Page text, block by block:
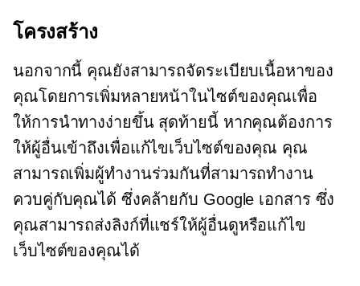
โครงสร้าง
นอกจากนี้ คุณยังสามารถจัดระเบียบเนื้อหาของ
คุณโดยการเพิ่มหลายหน้าในไซต์ของคุณเพื่อ
ให้การนำทางง่ายขึ้น สุดท้ายนี้ หากคุณต้องการ
ให้ผู้อื่นเข้าถึงเพื่อแก้ไขเว็บไซต์ของคุณ คุณ
สามารถเพิ่มผู้ทำงานร่วมกันที่สามารถทำงาน
ควบคู่กับคุณได้ ซึ่งคล้ายกับ Google เอกสาร ซึ่ง
คุณสามารถส่งลิงก์ที่แชร์ให้ผู้อื่นดูหรือแก้ไข
เว็บไซต์ของคุณได้